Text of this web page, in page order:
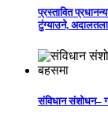
प्रस्तावित
टुंग्याउने,
संविधान संशोधन–